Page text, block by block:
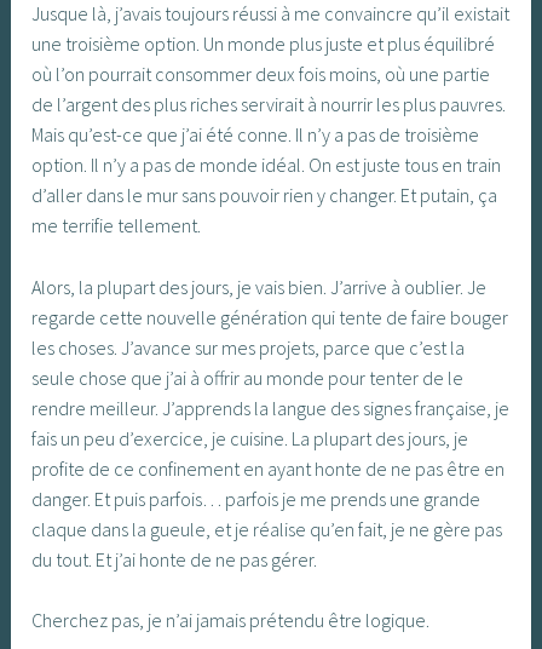
Jusque là, j’avais toujours réussi à me convaincre qu’il existait
une troisième option. Un monde plus juste et plus équilibré
où l’on pourrait consommer deux fois moins, où une partie
de l’argent des plus riches servirait à nourrir les plus pauvres.
Mais qu’est-ce que j’ai été conne. Il n’y a pas de troisième
option. Il n’y a pas de monde idéal. On est juste tous en train
d’aller dans le mur sans pouvoir rien y changer. Et putain, ça
me terrifie tellement.
Alors, la plupart des jours, je vais bien. J’arrive à oublier. Je
regarde cette nouvelle génération qui tente de faire bouger
les choses. J’avance sur mes projets, parce que c’est la
seule chose que j’ai à offrir au monde pour tenter de le
rendre meilleur. J’apprends la langue des signes française, je
fais un peu d’exercice, je cuisine. La plupart des jours, je
profite de ce confinement en ayant honte de ne pas être en
danger. Et puis parfois… parfois je me prends une grande
claque dans la gueule, et je réalise qu’en fait, je ne gère pas
du tout. Et j’ai honte de ne pas gérer.
Cherchez pas, je n’ai jamais prétendu être logique.